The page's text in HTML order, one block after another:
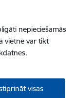
nepieciešamās
vietnē var tikt
visas